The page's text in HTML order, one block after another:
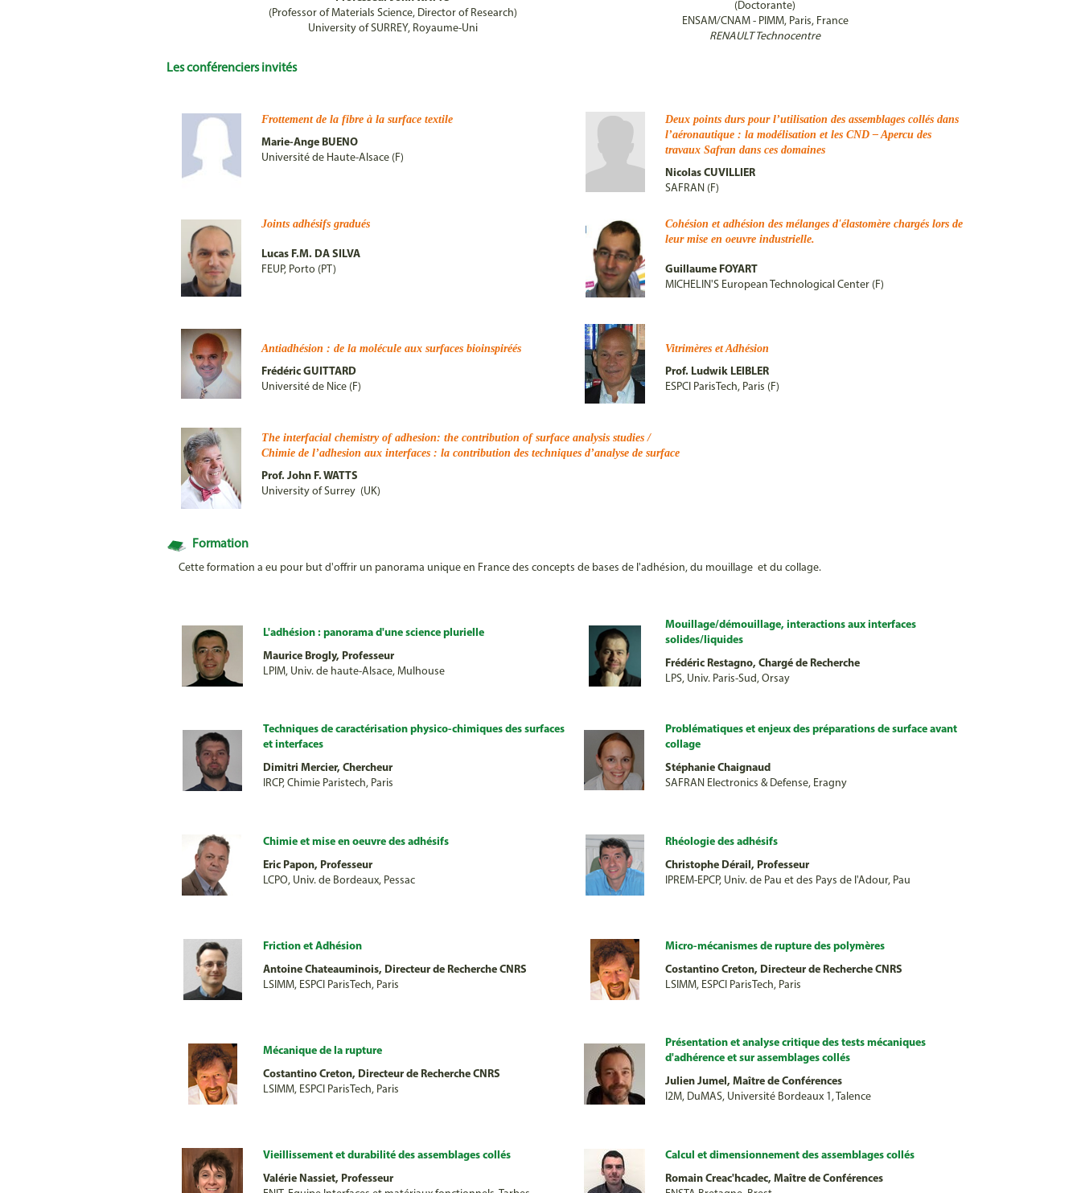
(Professor of Materials Science, Director of Research)
University of SURREY, Royaume-Uni
(Doctorante)
ENSAM/CNAM - PIMM, Paris, France
RENAULT Technocentre
Les conférenciers invités
Frottement de la fibre à la surface textile
Marie-Ange BUENO
Université de Haute-Alsace (F)
Deux points durs pour l’utilisation des assemblages collés dans
l’aéronautique : la modélisation et les CND – Apercu des
travaux Safran dans ces domaines
Nicolas CUVILLIER
SAFRAN (F)
Joints adhésifs gradués
Lucas F.M. DA SILVA
FEUP, Porto (PT)
Cohésion et adhésion des mélanges d'élastomère chargés lors de
leur mise en oeuvre industrielle.
Guillaume FOYART
MICHELIN'S European Technological Center (F)
Antiadhésion : de la molécule aux surfaces bioinspiréés
Frédéric GUITTARD
Université de Nice (F)
Vitrimères et Adhésion
Prof. Ludwik LEIBLER
ESPCI ParisTech, Paris (F)
The interfacial chemistry of adhesion: the contribution of surface analysis studies /
Chimie de l’adhesion aux interfaces : la contribution des techniques d’analyse de surface
Prof. John F. WATTS
University of Surrey (UK)
Formation
Cette formation a eu pour but d'offrir un panorama unique en France des concepts de bases de l'adhésion, du mouillage et du collage.
L'adhésion : panorama d'une science plurielle
Maurice Brogly, Professeur
LPIM, Univ. de haute-Alsace, Mulhouse
Mouillage/démouillage, interactions aux interfaces
solides/liquides
Frédéric Restagno, Chargé de Recherche
LPS, Univ. Paris-Sud, Orsay
Techniques de caractérisation physico-chimiques des surfaces
et interfaces
Dimitri Mercier, Chercheur
IRCP, Chimie Paristech, Paris
Problématiques et enjeux des préparations de surface avant
collage
Stéphanie Chaignaud
SAFRAN Electronics & Defense, Eragny
Chimie et mise en oeuvre des adhésifs
Eric Papon, Professeur
LCPO, Univ. de Bordeaux, Pessac
Rhéologie des adhésifs
Christophe Dérail, Professeur
IPREM-EPCP, Univ. de Pau et des Pays de l'Adour, Pau
Friction et Adhésion
Antoine Chateauminois, Directeur de Recherche CNRS
LSIMM, ESPCI ParisTech, Paris
Micro-mécanismes de rupture des polymères
Costantino Creton, Directeur de Recherche CNRS
LSIMM, ESPCI ParisTech, Paris
Mécanique de la rupture
Costantino Creton, Directeur de Recherche CNRS
LSIMM, ESPCI ParisTech, Paris
Présentation et analyse critique des tests mécaniques
d'adhérence et sur assemblages collés
Julien Jumel, Maître de Conférences
I2M, DuMAS, Université Bordeaux 1, Talence
Vieillissement et durabilité des assemblages collés
Valérie Nassiet, Professeur
Calcul et dimensionnement des assemblages collés
Romain Creac'hcadec, Maître de Conférences